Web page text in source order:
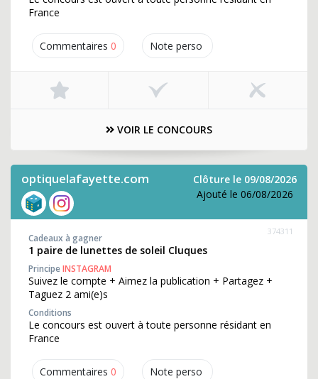
Commentaires 0 Note perso
France
VOIR LE CONCOURS
optiquelafayette.com
Clôture le 09/08/2026
Ajouté le 06/08/2026
Commentaires 0 Note perso
374311
Cadeaux à gagner
1 paire de lunettes de soleil Cluques
PrincipeINSTAGRAM
Suivez le compte + Aimez la publication + Partagez +
Taguez 2 ami(e)s
Conditions
Le concours est ouvert à toute personne résidant en
France